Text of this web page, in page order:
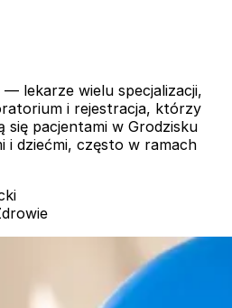
lekarze wielu specjalizacji,
i rejestracja, którzy
się pacjentami w Grodzisku
i dziećmi, często w ramach